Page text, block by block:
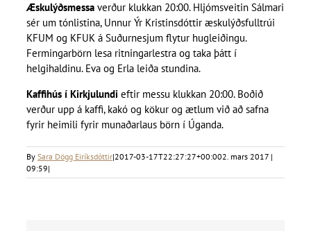
Æskulýðsmessa verður klukkan 20:00. Hljómsveitin Sálmari
sér um tónlistina, Unnur Ýr Kristinsdóttir æskulýðsfulltrúi
KFUM og KFUK á Suðurnesjum flytur hugleiðingu.
Fermingarbörn lesa ritningarlestra og taka þátt í
helgihaldinu. Eva og Erla leiða stundina.
Kaffihús í Kirkjulundi eftir messu klukkan 20:00. Boðið
verður upp á kaffi, kakó og kökur og ætlum við að safna
fyrir heimili fyrir munaðarlaus börn í Úganda.
By Sara Dögg Eiríksdóttir|2017-03-17T22:27:27+00:002. mars 2017 |
09:59|